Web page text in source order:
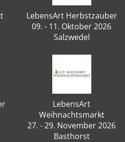
LebensArt Herbstzauber
09. - 11. Oktober 2026
Salzwedel
LebensArt
Weihnachtsmarkt
27. - 29. November 2026
Basthorst